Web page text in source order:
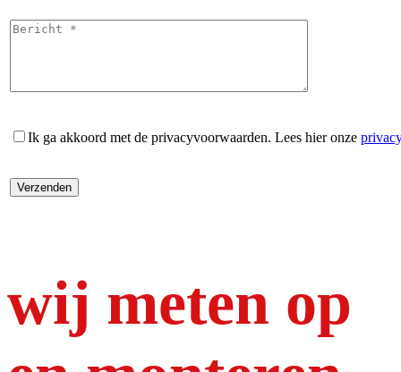
Ik ga akkoord met de privacyvoorwaarden. Lees hier onze
wij meten op